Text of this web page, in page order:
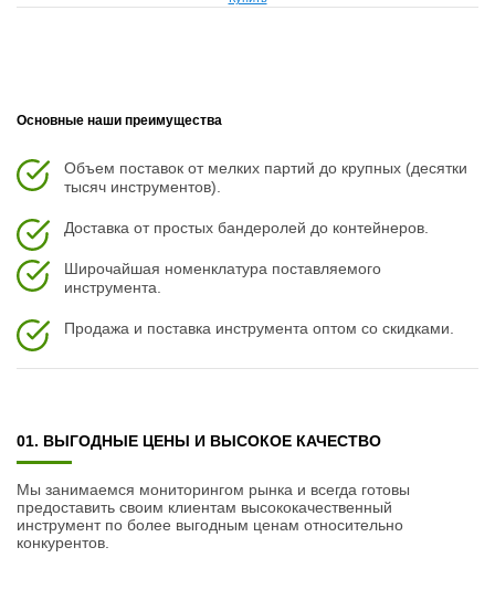
Основные наши преимущества
Объем поставок от мелких партий до крупных (десятки
тысяч инструментов).
Доставка от простых бандеролей до контейнеров.
Широчайшая номенклатура поставляемого
инструмента.
Продажа и поставка инструмента оптом со скидками.
01. ВЫГОДНЫЕ ЦЕНЫ И ВЫСОКОЕ КАЧЕСТВО
Мы занимаемся мониторингом рынка и всегда готовы
предоставить своим клиентам высококачественный
инструмент по более выгодным ценам относительно
конкурентов.